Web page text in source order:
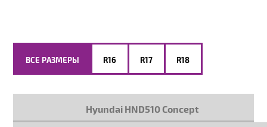
ВСЕ РАЗМЕРЫ R16 R17 R18
Hyundai HND510 Concept